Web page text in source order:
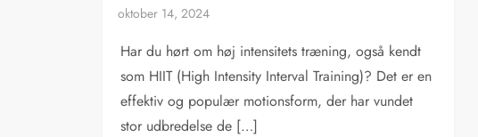
Har du hørt om høj intensitets træning, også kendt
som HIIT (High Intensity Interval Training)? Det er en
effektiv og populær motionsform, der har vundet
stor udbredelse de […]